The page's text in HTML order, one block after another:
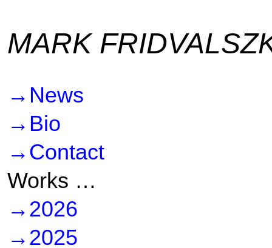
MARK
→News
→Bio
→Contact
Works …
→2026
→2025